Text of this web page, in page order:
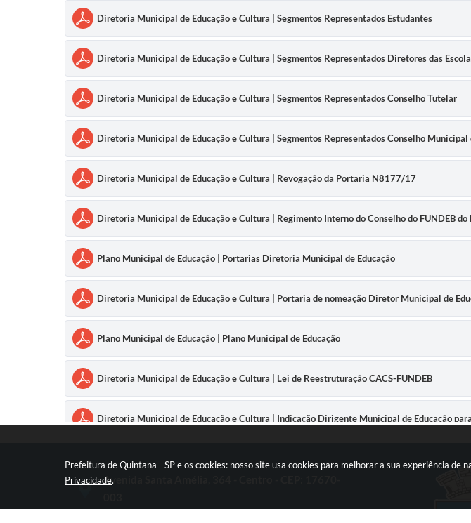
Prefeitura de Quintana - SP e os cookies: nosso site usa cookies para melhorar a sua experiência de
Privacidade.
Diretoria Municipal de Educação e Cultura | Segmentos Representados Estudantes
Diretoria Municipal de Educação e Cultura | Segmentos Representados Diretores das
Diretoria Municipal de Educação e Cultura | Segmentos Representados Conselho Tutelar
Diretoria Municipal de Educação e Cultura | Segmentos Representados Conselho Municipal
Diretoria Municipal de Educação e Cultura | Revogação da Portaria N8177/17
Diretoria Municipal de Educação e Cultura | Regimento Interno do Conselho do FUNDEB
Plano Municipal de Educação | Portarias Diretoria Municipal de Educação
Diretoria Municipal de Educação e Cultura | Portaria de nomeação Diretor Municipal de
Plano Municipal de Educação | Plano Municipal de Educação
Diretoria Municipal de Educação e Cultura | Lei de Reestruturação CACS-FUNDEB
Diretoria Municipal de Educação e Cultura | Indicação Dirigente Municipal de Educação
Avenida Santa Amélia, 364 - Centro - CEP: 17670-